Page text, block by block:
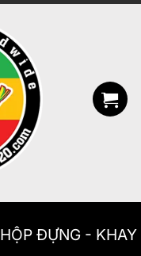
HỘP ĐỰNG - KHAY